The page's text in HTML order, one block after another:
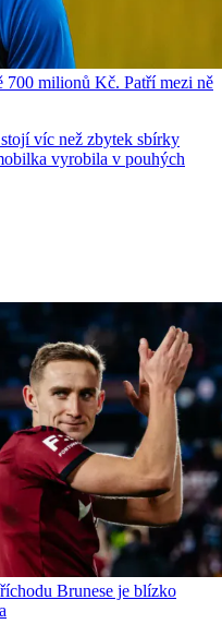
700 milionů Kč. Patří mezi ně
víc než zbytek sbírky
vyrobila v pouhých
Brunese je blízko